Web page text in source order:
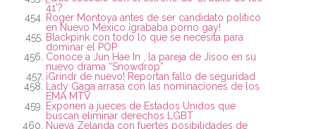
41’?
Roger Montoya antes de ser candidato político
en Nuevo México ¡grababa porno gay!
Blackpink con todo lo que se necesita para
dominar el POP
Conoce a Jun Hae In , la pareja de Jisoo en su
nuevo drama “Snowdrop”
¡Grindr de nuevo! Reportan fallo de seguridad
Lady Gaga arrasa con las nominaciones de los
EMA MTV
Exponen a jueces de Estados Unidos que
buscan eliminar derechos LGBT
Nueva Zelanda con fuertes posibilidades de